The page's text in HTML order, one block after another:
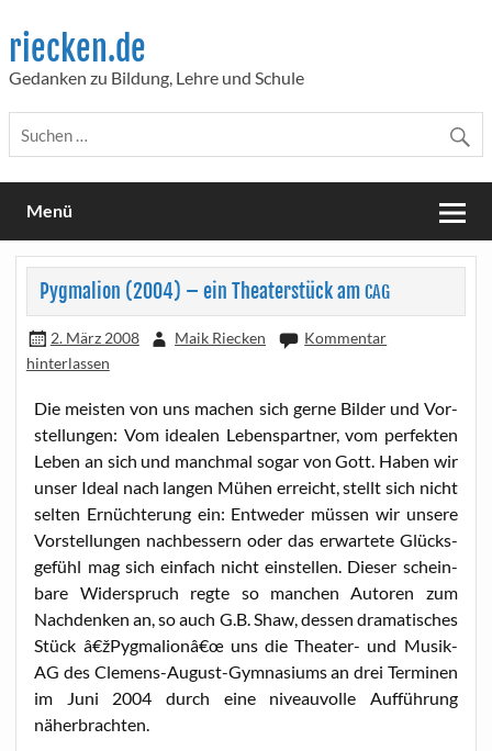
content
riecken.de
Gedanken zu Bildung, Lehre und Schule
Menü
Pygmalion (2004) – ein Theaterstück amCAG
2. März 2008 Maik Riecken
Kommentar
hinterlassen
Die meis­ten von uns machen sich ger­ne Bil­der und Vor­
stel­lun­gen: Vom idea­len Lebens­part­ner, vom per­fek­ten
Leben an sich und manch­mal sogar von Gott. Haben wir
unser Ide­al nach lan­gen Mühen erreicht, stellt sich nicht
sel­ten Ernüch­te­rung ein: Ent­we­der müs­sen wir unse­re
Vor­stel­lun­gen nach­bes­sern oder das erwar­te­te Glücks­
ge­fühl mag sich ein­fach nicht ein­stel­len. Die­ser schein­
ba­re Wider­spruch reg­te so man­chen Autoren zum
Nach­den­ken an, so auch G.B. Shaw, des­sen dra­ma­ti­sches
Stück â€žPygmalionâ€œ uns die Thea­ter- und Musik-
AG des Cle­mens-August-Gym­na­si­ums an drei Ter­mi­nen
im Juni 2004 durch eine niveau­vol­le Auf­füh­rung
näherbrachten.